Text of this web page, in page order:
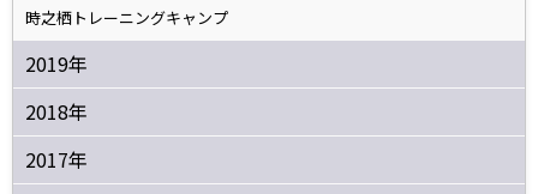
時之栖トレーニングキャンプ
2019年
2018年
2017年